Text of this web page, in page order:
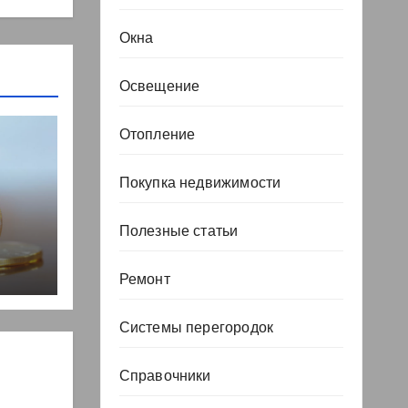
но
Окна
Освещение
Отопление
Покупка недвижимости
Полезные статьи
Ремонт
Системы перегородок
Справочники